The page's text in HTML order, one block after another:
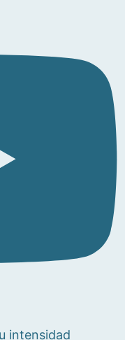
intensidad